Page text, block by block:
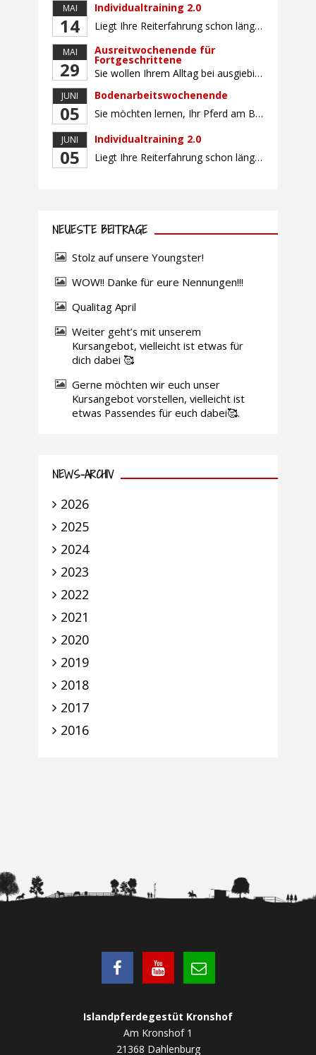
MAI
14
Individualtraining 2.0
Liegt Ihre Reiterfahrung schon länger zurück oder fühlen Sie sich noch nicht richtig fit? Oder sind Sie bereits ein sicherer Reiter und freuen sich auf weiterführenden Unterricht? Training für Reiter:innen mit unterschiedlicher Reiterfahrung, auf die Wünsche und Kenntnisse des Einzelnen abgestimmt. Ein abwechslungsreiches Programm mit individuellem Reitunterricht mit unterschiedlichen Schwerpunkten und für Fortgeschrittene auch mit […]
MAI
29
Ausreitwochenende für
Fortgeschrittene
Sie wollen Ihrem Alltag bei ausgiebigen Ritten durch unser wunderschönes Gelände entfliehen? Dann ist das Ausreitwochenende genau das Richtige. Geübte und sichere Reiter und Reiterinnen genießen die herrliche Natur unter erfahrener Rittführung. Teilnahme mit Leih- oder eigenem Pferd möglich. Mindestteilnehmerzahl: 5 Personen
JUNI
05
Bodenarbeitswochenende
Sie möchten lernen, Ihr Pferd am Boden gezielt zu gymnastizieren und durch feine Kommunikation zu führen? Dieser Kurs vermittelt, wie gezieltes und korrektes Longieren zur gymnastizierenden Arbeit mit dem Pferd beitragen. Wir arbeiten mit Hilfe eines Kappzaums – ohne Ausbinder oder andere Hilfszügel. Im Mittelpunkt stehen feine Kommunikation, klare Körpersprache und präzise Hilfengebung mit dem […]
JUNI
05
Individualtraining 2.0
Liegt Ihre Reiterfahrung schon länger zurück oder fühlen Sie sich noch nicht richtig fit? Oder sind Sie bereits ein sicherer Reiter und freuen sich auf weiterführenden Unterricht? Training für Reiter:innen mit unterschiedlicher Reiterfahrung, auf die Wünsche und Kenntnisse des Einzelnen abgestimmt. Ein abwechslungsreiches Programm mit individuellem Reitunterricht und für Fortgeschrittene auch mit Gangtraining findet in […]
NEUESTE BEITRÄGE
Stolz auf unsere Youngster!
WOW!! Danke für eure Nennungen!!!
Qualitag April
Weiter geht’s mit unserem
Kursangebot, vielleicht ist etwas für
dich dabei 🥰
Gerne möchten wir euch unser
Kursangebot vorstellen, vielleicht ist
etwas Passendes für euch dabei🥰.
NEWS-ARCHIV
2026
2025
2024
2023
2022
2021
2020
2019
2018
2017
2016
Islandpferdegestüt Kronshof
Am Kronshof 1
21368 Dahlenburg